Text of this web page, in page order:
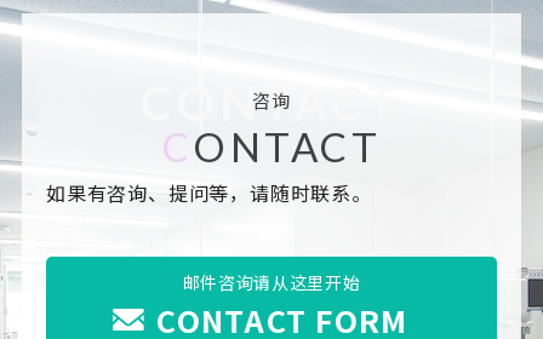
咨询
CONTACT
CONTACT
如果有咨询、提问等，请随时联系。
邮件咨询请从这里开始
CONTACT FORM